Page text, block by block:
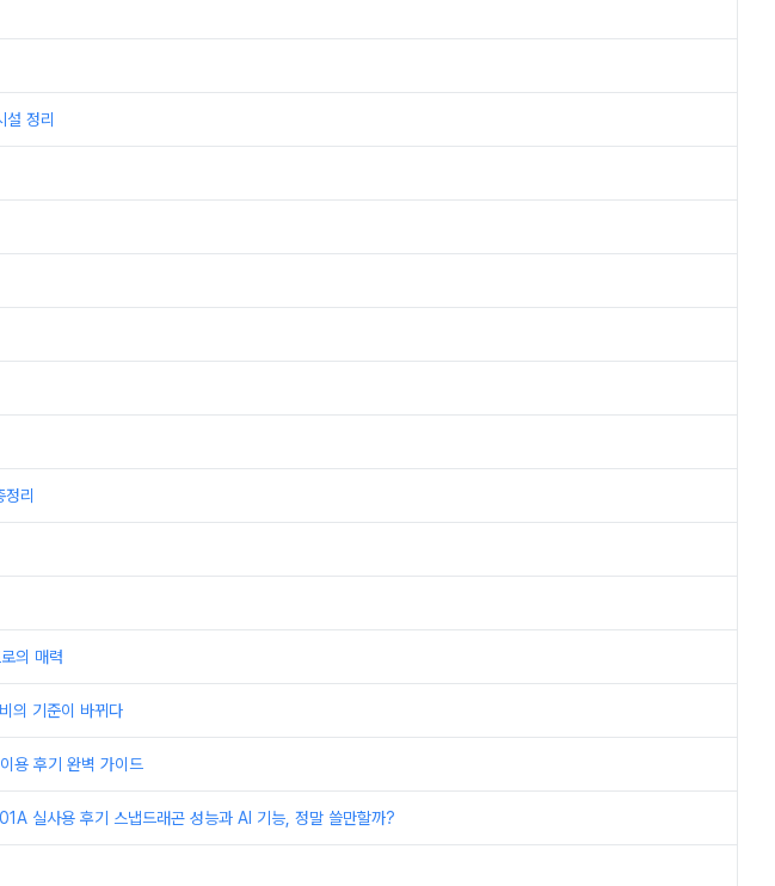
정리
리
의 매력
의 기준이 바뀌다
용 후기 완벽 가이드
실사용 후기 스냅드래곤 성능과 AI 기능, 정말 쓸만할까?